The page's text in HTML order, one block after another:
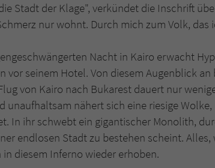
Stadt der Klage", verkündet die Inschrift
nur wohnt. Durch mich zum Volk, das
Nacht in Kairo erwacht
vor seinem Hotel. Von diesem Augenblick
von Kairo nach Bukarest dauert nur
unaufhaltsam nähert sich eine riesige
In ihr schwebt ein gigantischer Monolith,
endlosen Stadt zu bestehen scheint.
diesem Inferno wieder erhoben.
Anbieter Literatur-Couch
Zweck Cookie für die
Name
Anbieter Literatur-Couch